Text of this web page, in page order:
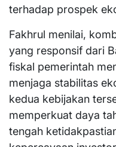
terhadap prospek
Fakhrul menilai,
yang responsif dari
fiskal pemerintah
menjaga stabilitas
kedua kebijakan
memperkuat daya
tengah